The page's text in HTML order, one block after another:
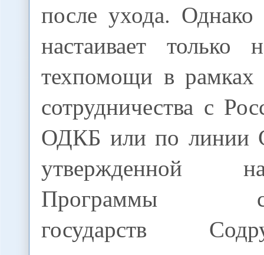
после ухода.
настаивает только
техпомощи в рамках
сотрудничества с
ОДКБ или по линии
утвержденной
Программы
государств